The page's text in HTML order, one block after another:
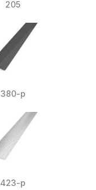
205
380-p
423-p